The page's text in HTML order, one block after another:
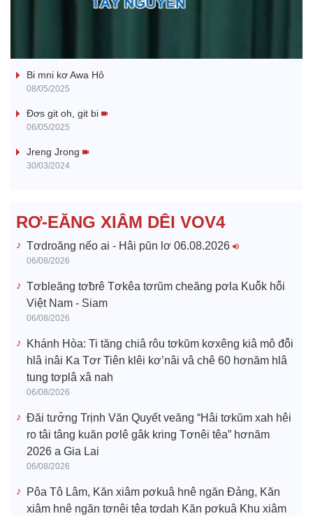
a
e
o
Bi mni kơ Awa Hô
08/05/2025
Đơs git oh, git bi
06/05/2025
Jreng Jrong
30/03/2024
RƠ-EĂNG XIÂM DÊI VOV4
Tơdroăng nếo ai - Hâi pŭn lơ 06.08.2026
06/08/2026
Tơbleăng tơƀrê Tơkêa tơrŭm cheăng pơla Kuô̆k hô̆i
Việt Nam - Siam
06/08/2026
Khánh Hòa: Ti tăng chiâ rôu tơkŭm kơxêng kiâ mô đô̆i
hlâ inâi Ka Tơr Tiên klêi kơ’nâi vâ chê 60 hơnăm hlâ
tung tơplâ xâ nah
06/08/2026
Đăi tươ̆ng Trịnh Văn Quyết veăng “Hâi tơkŭm xah hêi
ro tâi tâng kuăn pơlê gâk kring Tơnêi têa” hơnăm
2026 a Gia Lai
06/08/2026
Pôa Tô Lâm, Kăn xiâm pơkuâ hnê ngăn Đảng, Kăn
xiâm hnê ngăn tơnêi têa tơdah Kăn pơkuâ Khu xiâm